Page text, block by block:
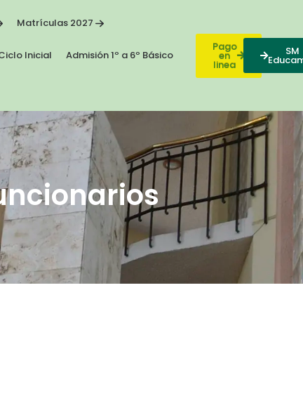
Matrículas 2027
Inicial Admisión 1º a 6º Básico
Pago
en
linea
SM